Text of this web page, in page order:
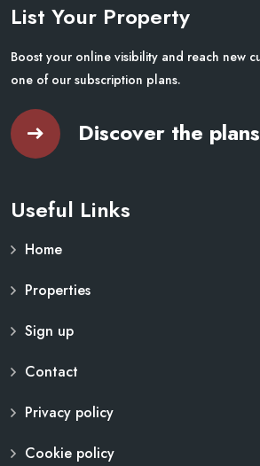
List Your Property
Boost your online visibility and reach new
one of our subscription plans.
Discover the plans
Useful Links
Home
Properties
Sign up
Contact
Privacy policy
Cookie policy